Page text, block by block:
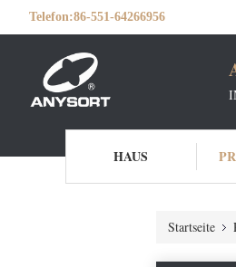
Telefon:86-551-64266956
HAUS
Startseite